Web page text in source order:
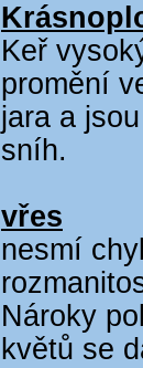
Keř
promění
jara a
sníh.
vřes
nesmí
Nároky
květů se